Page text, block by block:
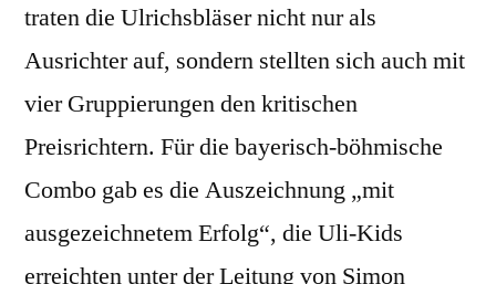
traten die Ulrichsbläser nicht nur als
Ausrichter auf, sondern stellten sich auch mit
vier Gruppierungen den kritischen
Preisrichtern. Für die bayerisch-böhmische
Combo gab es die Auszeichnung „mit
ausgezeichnetem Erfolg“, die Uli-Kids
erreichten unter der Leitung von Simon